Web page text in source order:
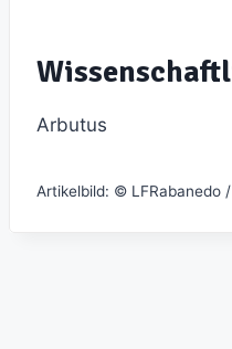
Arbutus
Artikelbild: © LFRabanedo